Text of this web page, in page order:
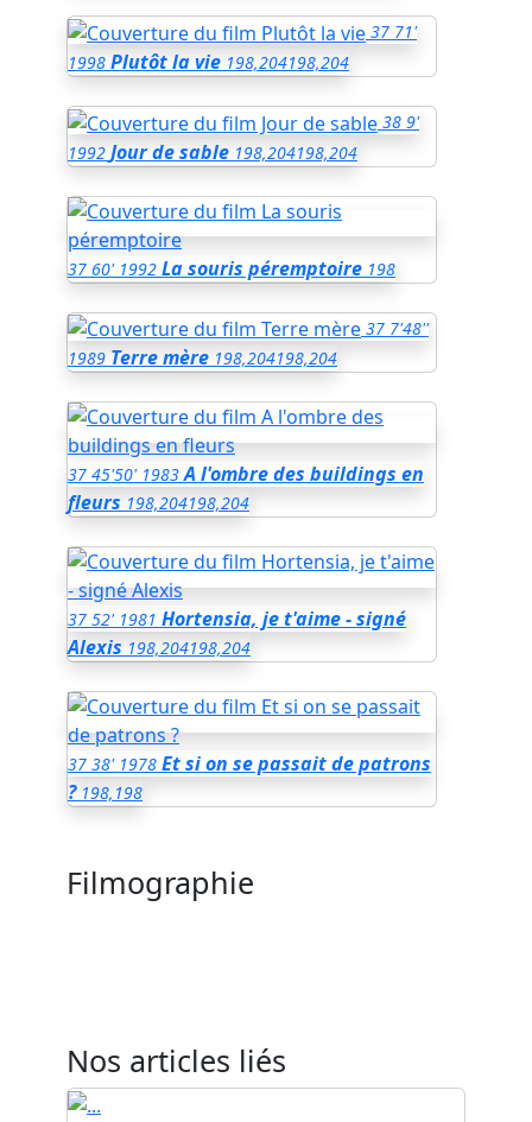
37 71'
1998 Plutôt la vie 198,204198,204
38 9'
1992 Jour de sable 198,204198,204
37 60' 1992 La souris péremptoire 198
37 7'48''
1989 Terre mère 198,204198,204
37 45'50' 1983 A l'ombre des buildings en
fleurs 198,204198,204
37 52' 1981 Hortensia, je t'aime - signé
Alexis 198,204198,204
37 38' 1978 Et si on se passait de patrons
? 198,198
Filmographie
Nos articles liés